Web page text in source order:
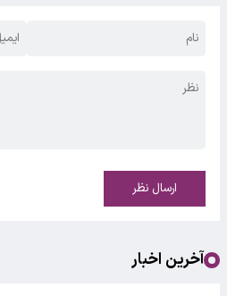
ارسال نظر
آخرین اخبار